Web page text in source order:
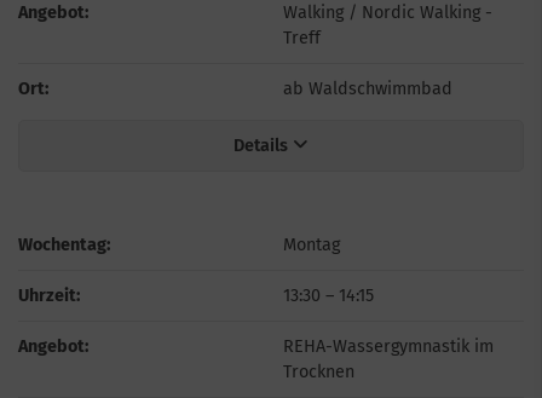
Angebot:
Walking / Nordic Walking -
Treff
Ort: ab Waldschwimmbad
Details
Wochentag: Montag
Uhrzeit: 13:30 – 14:15
Angebot:
REHA-Wassergymnastik im
Trocknen